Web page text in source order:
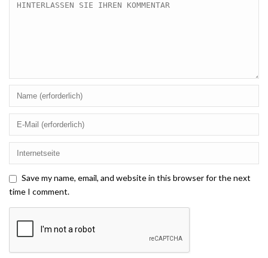
Save my name, email, and website in this browser for the next
time I comment.